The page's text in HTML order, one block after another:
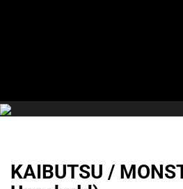
KAIBUTSU /